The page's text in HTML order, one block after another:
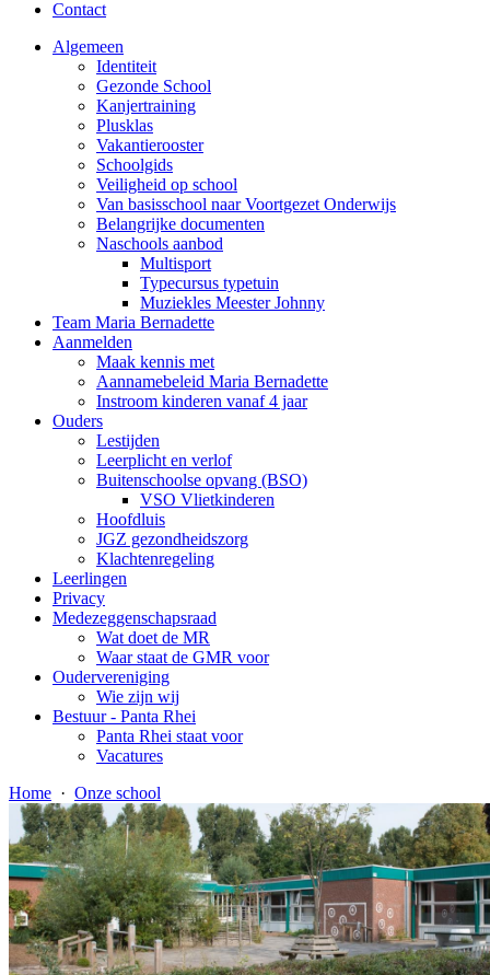
Contact
Algemeen
Identiteit
Gezonde School
Kanjertraining
Plusklas
Vakantierooster
Schoolgids
Veiligheid op school
Van basisschool naar Voortgezet Onderwijs
Belangrijke documenten
Naschools aanbod
Multisport
Typecursus typetuin
Muziekles Meester Johnny
Team Maria Bernadette
Aanmelden
Maak kennis met
Aannamebeleid Maria Bernadette
Instroom kinderen vanaf 4 jaar
Ouders
Lestijden
Leerplicht en verlof
Buitenschoolse opvang (BSO)
VSO Vlietkinderen
Hoofdluis
JGZ gezondheidszorg
Klachtenregeling
Leerlingen
Privacy
Medezeggenschapsraad
Wat doet de MR
Waar staat de GMR voor
Oudervereniging
Wie zijn wij
Bestuur - Panta Rhei
Panta Rhei staat voor
Vacatures
Home · Onze school